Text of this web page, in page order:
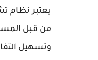
يعتبر نظام
من قبل
وتسهيل